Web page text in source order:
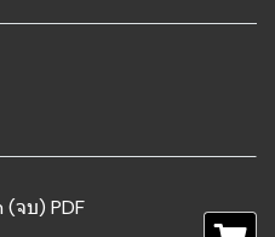
จบ) PDF